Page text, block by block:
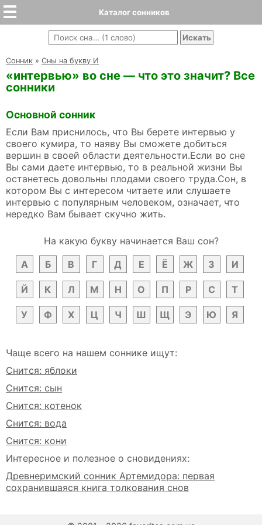
Каталог сонников
Cонник » Сны на букву И
«интервью» во сне — что это значит? Все
сонники
Основной сонник
Если Вам приснилось, что Вы берете интервью у
своего кумира, то наяву Вы сможете добиться
вершин в своей области деятельности.Если во сне
Вы сами даете интервью, то в реальной жизни Вы
останетесь довольны плодами своего труда.Сон, в
котором Вы с интересом читаете или слушаете
интервью с популярным человеком, означает, что
нередко Вам бывает скучно жить.
На какую букву начинается Ваш сон?
А
Б В Г Д Е Ё Ж З И
Й К Л М Н О П Р С Т
У Ф Х Ц Ч Ш Щ Э Ю Я
Чаще всего на нашем соннике ищут:
Снится: яблоки
Снится: сын
Снится: котенок
Снится: вода
Снится: кони
Интересное и полезное о сновидениях:
Древнеримский сонник Артемидора: первая
сохранившаяся книга толкования снов